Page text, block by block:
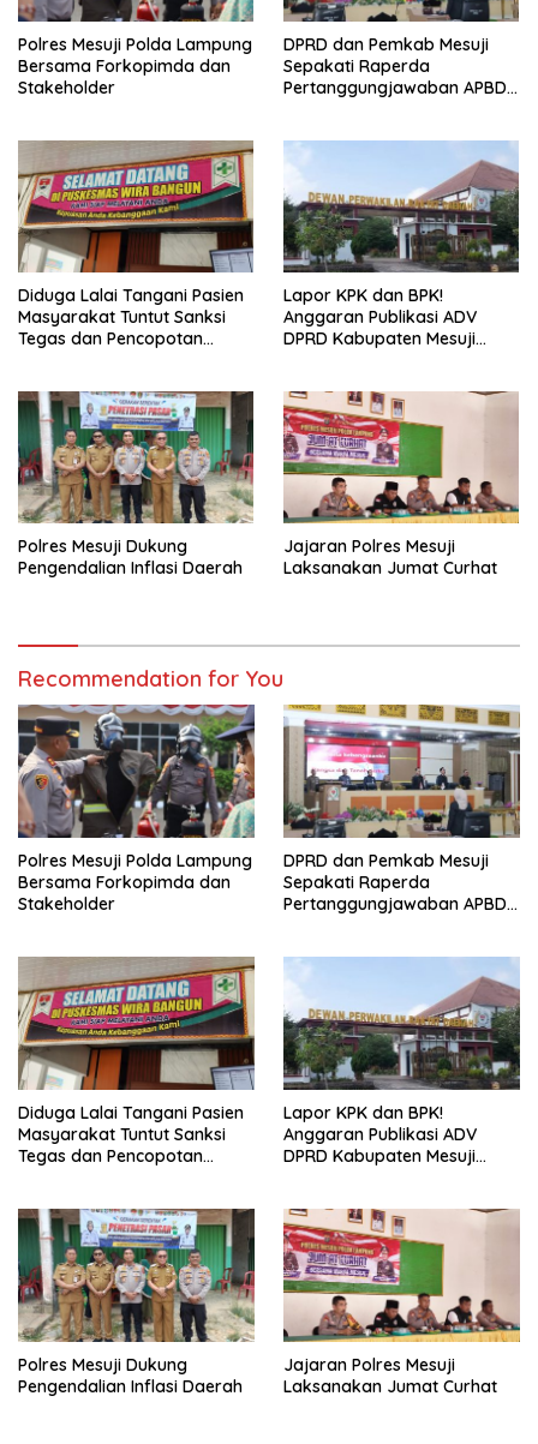
Polres Mesuji Polda Lampung
Bersama Forkopimda dan
Stakeholder
DPRD dan Pemkab Mesuji
Sepakati Raperda
Pertanggungjawaban APBD
Diduga Lalai Tangani Pasien
Masyarakat Tuntut Sanksi
Tegas dan Pencopotan
Lapor KPK dan BPK!
Anggaran Publikasi ADV
DPRD Kabupaten Mesuji
Polres Mesuji Dukung
Pengendalian Inflasi Daerah
Jajaran Polres Mesuji
Laksanakan Jumat Curhat
Recommendation for You
Polres Mesuji Polda Lampung
Bersama Forkopimda dan
Stakeholder
DPRD dan Pemkab Mesuji
Sepakati Raperda
Pertanggungjawaban APBD
Diduga Lalai Tangani Pasien
Masyarakat Tuntut Sanksi
Tegas dan Pencopotan
Lapor KPK dan BPK!
Anggaran Publikasi ADV
DPRD Kabupaten Mesuji
Polres Mesuji Dukung
Pengendalian Inflasi Daerah
Jajaran Polres Mesuji
Laksanakan Jumat Curhat